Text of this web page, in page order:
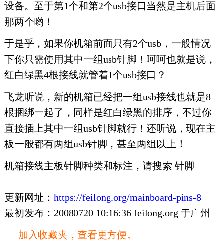
设备。至于第1个和第2个usb接口当然是主机后面
那两个哟！
于是乎，如果你机箱前面只有2个usb，一般情况
下你只需使用其中一组usb针脚！呵呵也就是说，
红白绿黑4根接线就管着1个usb接口？
飞龙听说，新的机箱已经把一组usb接线也就是8
根捆绑一起了，同样是红白绿黑的排序，不过你
直接插上其中一组usb针脚就行！还听说，现在主
板一般都有两组usb针脚，甚至两组以上！
机箱接线主板针脚种类和标注，请搜索 针脚
更新网址： https://feilong.org/mainboard-pins-8
最初发布：20080720 10:16:36 feilong.org 于广州
加入收藏夹，查看更方便。